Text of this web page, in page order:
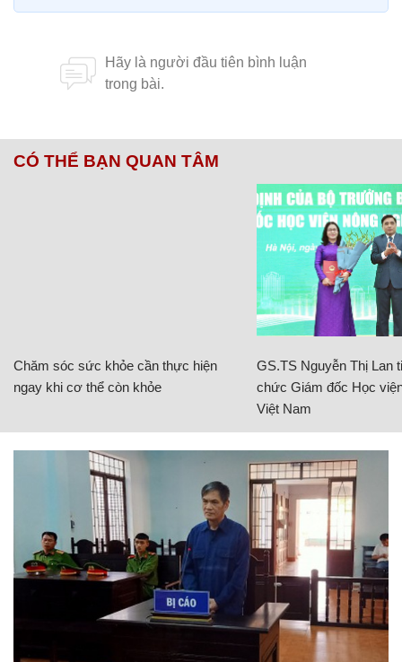
CÓ THỂ BẠN QUAN TÂM
Chăm sóc sức khỏe cần thực hiện
ngay khi cơ thể còn khỏe
GS.TS Nguyễn Thị Lan
chức Giám đốc Học
Việt Nam